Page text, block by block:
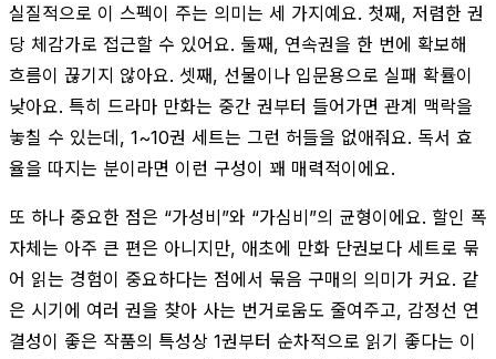
실질적으로 이 스펙이 주는 의미는 세 가지예요. 첫째, 저렴한 권
당 체감가로 접근할 수 있어요. 둘째, 연속권을 한 번에 확보해
흐름이 끊기지 않아요. 셋째, 선물이나 입문용으로 실패 확률이
낮아요. 특히 드라마 만화는 중간 권부터 들어가면 관계 맥락을
놓칠 수 있는데, 1~10권 세트는 그런 허들을 없애줘요. 독서 효
율을 따지는 분이라면 이런 구성이 꽤 매력적이에요.
또 하나 중요한 점은 “가성비”와 “가심비”의 균형이에요. 할인 폭
자체는 아주 큰 편은 아니지만, 애초에 만화 단권보다 세트로 묶
어 읽는 경험이 중요하다는 점에서 묶음 구매의 의미가 커요. 같
은 시기에 여러 권을 찾아 사는 번거로움도 줄여주고, 감정선 연
결성이 좋은 작품의 특성상 1권부터 순차적으로 읽기 좋다는 이